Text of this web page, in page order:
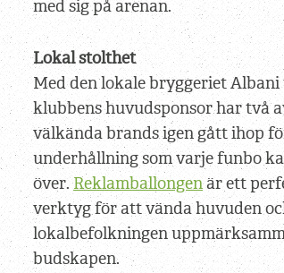
med sig på arenan.
Lokal stolthet
Med den lokale bryggeriet
klubbens huvudsponsor har två
välkända brands igen gått ihop
underhållning som varje funbo
över.Reklamballongenär ett
verktyg för att vända huvuden
lokalbefolkningen
budskapen.